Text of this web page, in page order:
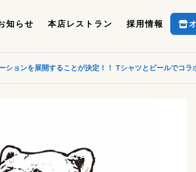
知らせ 本店レストラン 採用情報
ョンを展開することが決定！！ Tシャツとビールでコラ